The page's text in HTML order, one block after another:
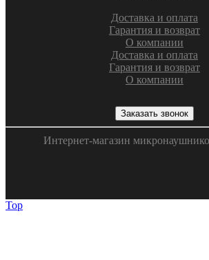
Доставка и оплата
Гарантия и возврат
О компании
Доставка и оплата
Гарантия и возврат
О компании
Заказать звонок
Интернет-магазин
Top